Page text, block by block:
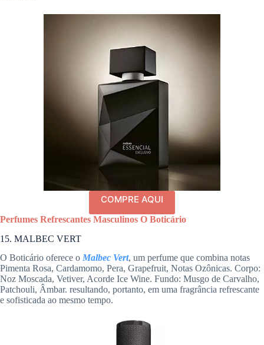
COMPRE AQUI
Perfumes Refrescantes Masculinos O Boticário
15. MALBEC VERT
O Boticário oferece o Malbec Vert, um perfume que combina notas
Pimenta Rosa, Cardamomo, Pera, Grapefruit, Notas Ozônicas. Corpo:
Noz Moscada, Vetiver, Acorde Ice Wine. Fundo: Musgo de Carvalho,
Patchouli, Âmbar. resultando, portanto, em uma fragrância refrescante
e sofisticada ao mesmo tempo.